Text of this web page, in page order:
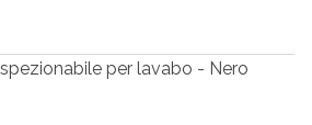
per lavabo - Nero